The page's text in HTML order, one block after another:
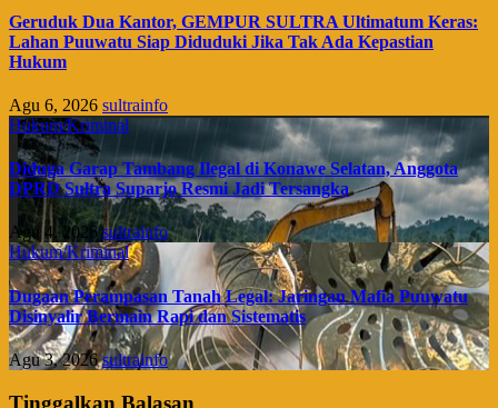
Geruduk Dua Kantor, GEMPUR SULTRA Ultimatum Keras:
Lahan Puuwatu Siap Diduduki Jika Tak Ada Kepastian
Hukum
Agu 6, 2026 sultrainfo
Hukum/Kriminal
Diduga Garap Tambang Ilegal di Konawe Selatan, Anggota
DPRD Sultra Suparjo Resmi Jadi Tersangka
Agu 4, 2026sultrainfo
Hukum/Kriminal
Dugaan Perampasan Tanah Legal: Jaringan Mafia Puuwatu
Disinyalir Bermain Rapi dan Sistematis
Agu 3, 2026sultrainfo
Tinggalkan Balasan